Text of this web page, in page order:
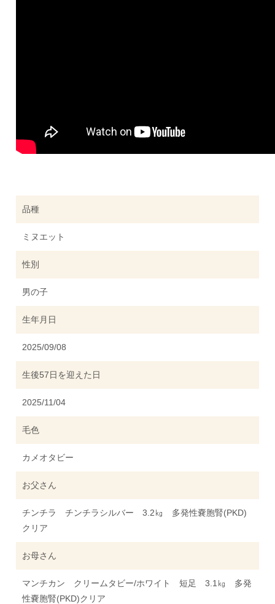
品種
ミヌエット
性別
男の子
生年月日
2025/09/08
生後57日を迎えた日
2025/11/04
毛色
カメオタビー
お父さん
チンチラ チンチラシルバー 3.2㎏ 多発性嚢胞腎(PKD)
クリア
お母さん
マンチカン クリームタビー/ホワイト 短足 3.1㎏ 多発
性嚢胞腎(PKD)クリア